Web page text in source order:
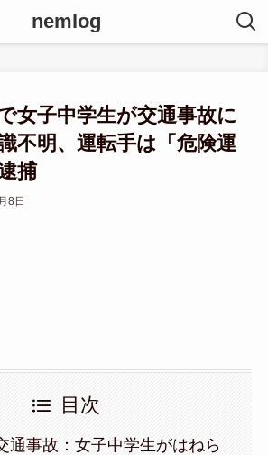
nemlog
女子中学生が交通事故に
不明、運転手は「危険運
捕
8日
目次
通事故：女子中学生がはねら